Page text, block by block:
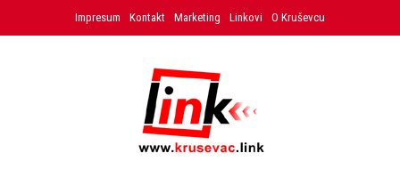
Impresum Kontakt Marketing Linkovi O Kruševcu